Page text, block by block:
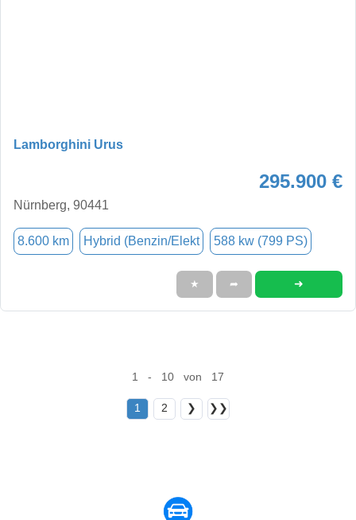
Lamborghini Urus
295.900 €
Nürnberg, 90441
8.600 km Hybrid (Benzin/Elekt 588 kw (799 PS)
★ ➦ ➜
1 - 10 von 17
1 2 ❯ ❯❯